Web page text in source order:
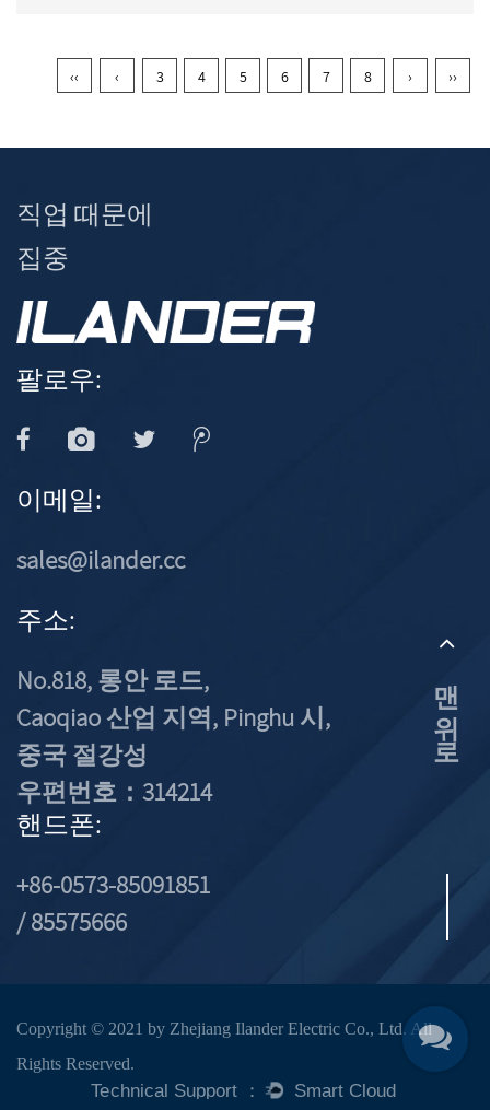
‹‹ ‹ 3 4 5 6 7 8 › ››
직업 때문에
집중
팔로우:
이메일:
sales@ilander.cc
주소:
No.818, 롱안 로드,
Caoqiao 산업 지역, Pinghu 시,
중국 절강성
우편번호：314214
핸드폰:
+86-0573-85091851
/ 85575666
맨 위로
Copyright © 2021 by Zhejiang Ilander Electric Co., Ltd. All
Rights Reserved.